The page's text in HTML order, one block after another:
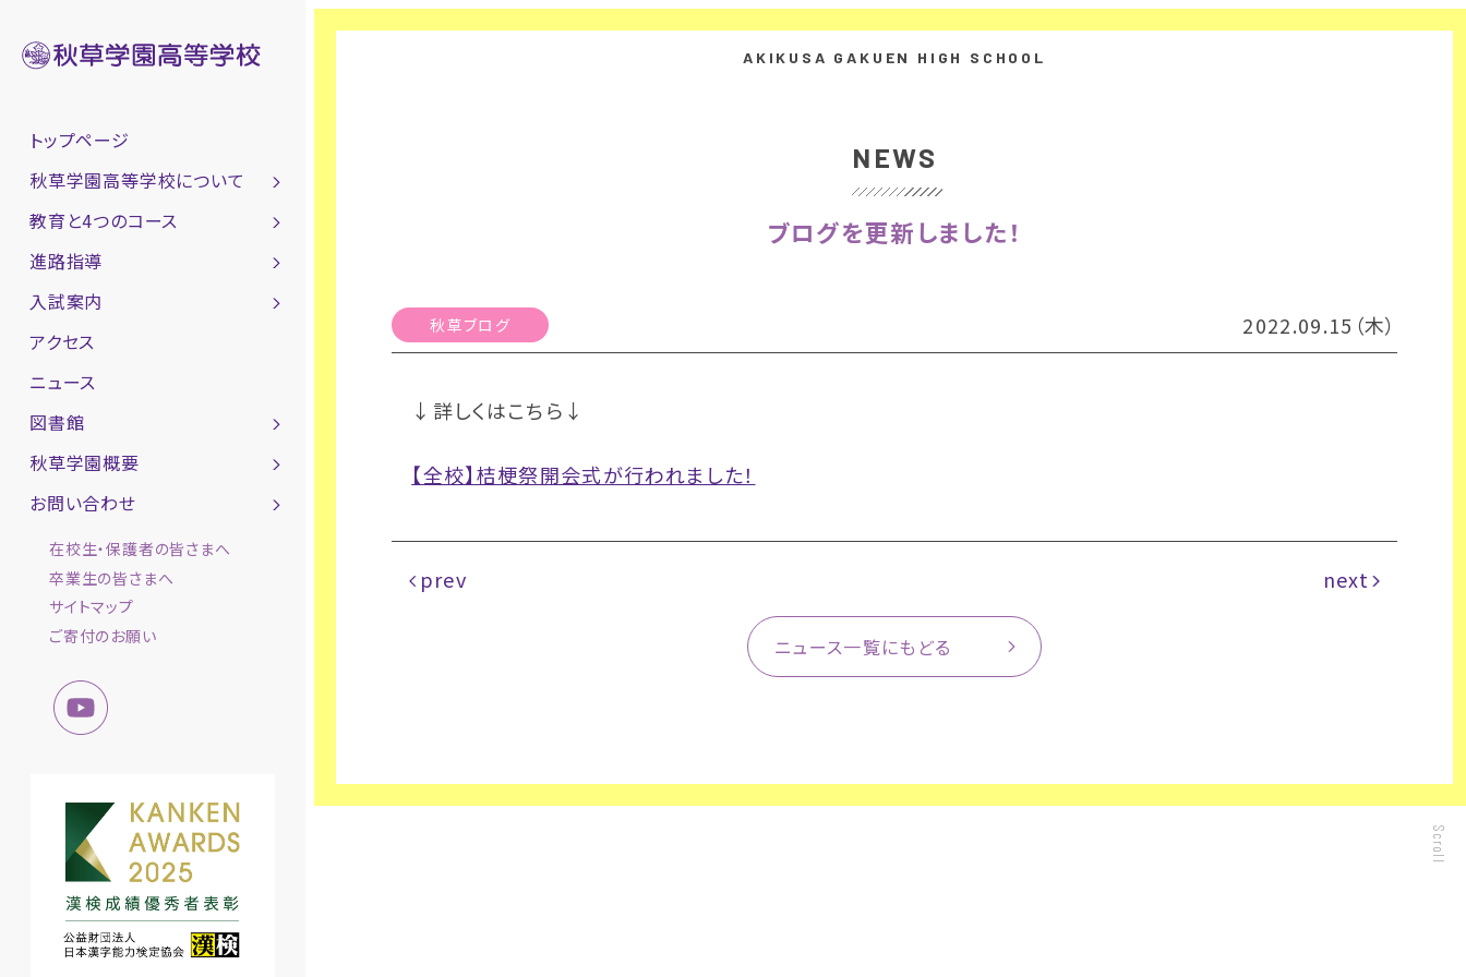
トップページ
秋草学園高等学校について
教育と4つのコース
進路指導
入試案内
アクセス
ニュース
図書館
秋草学園概要
お問い合わせ
在校生・保護者の皆さまへ
卒業生の皆さまへ
サイトマップ
ご寄付のお願い
NEWS
ブログを更新しました！
秋草ブログ 2022.09.15（木）
↓詳しくはこちら↓
【全校】桔梗祭開会式が行われました！
prev next
ニュース一覧にもどる
Scroll